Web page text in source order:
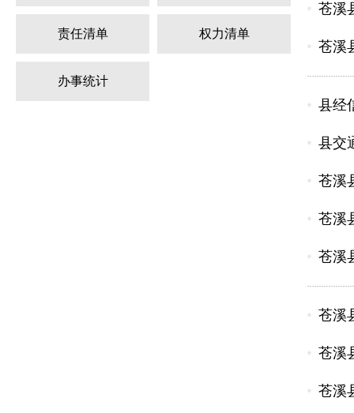
责任清单 权力清单
办事统计
苍溪
苍溪
县经
县交
苍溪
苍溪
苍溪
苍溪
苍溪
苍溪